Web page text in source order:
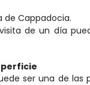
de Cappadocia.
de un día
ser una de